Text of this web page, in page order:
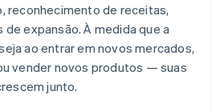
reconhecimento de receitas,
expansão. À medida que a
ao entrar em novos mercados,
vender novos produtos — suas
junto.